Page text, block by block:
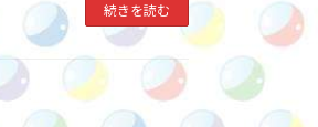
続きを読む